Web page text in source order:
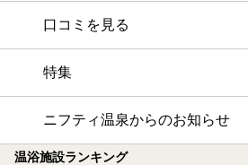
口コミを見る
特集
ニフティ温泉からのお知らせ
温浴施設ランキング